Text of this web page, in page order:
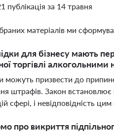
публікація за 14 травня
матеріалів ми
для бізнесу мають
торгівлі алкогольними
можуть призвести до
штрафів. Закон встановлює
сфері, і невідповідність
про викриття